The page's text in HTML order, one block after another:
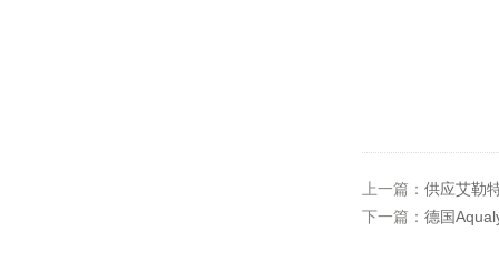
上一篇： 供应艾勒
下一篇： 德国